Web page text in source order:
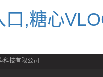
,糖心
科技有限公司